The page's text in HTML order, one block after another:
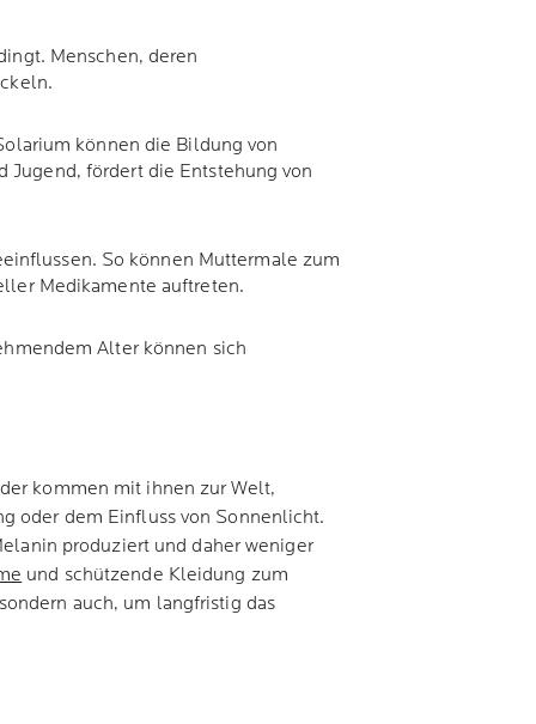
Menschen, deren
können die Bildung von
Jugend, fördert die Entstehung von
So können Muttermale zum
Medikamente auftreten.
Alter können sich
kommen mit ihnen zur Welt,
oder dem Einfluss von Sonnenlicht.
produziert und daher weniger
und schützende Kleidung zum
auch, um langfristig das